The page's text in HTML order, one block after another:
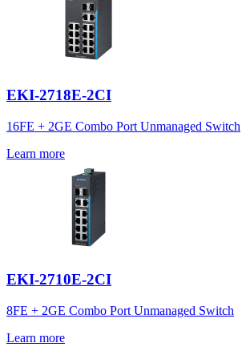
EKI-2718E-2CI
16FE + 2GE Combo Port Unmanaged Switch
Learn more
EKI-2710E-2CI
8FE + 2GE Combo Port Unmanaged Switch
Learn more